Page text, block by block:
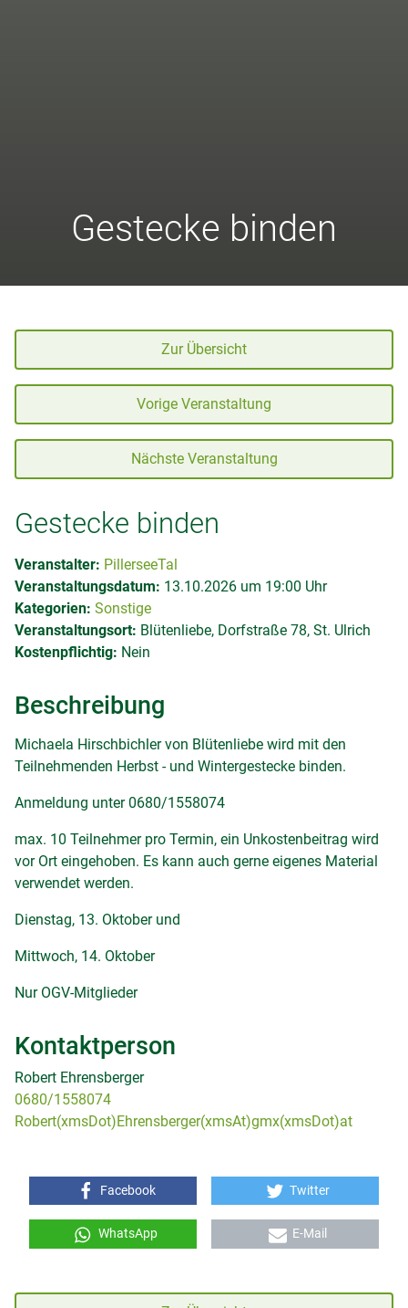
Gestecke binden
Zur Übersicht
Vorige Veranstaltung
Nächste Veranstaltung
Gestecke binden
Veranstalter: PillerseeTal
Veranstaltungsdatum: 13.10.2026 um 19:00 Uhr
Kategorien: Sonstige
Veranstaltungsort: Blütenliebe, Dorfstraße 78, St. Ulrich
Kostenpflichtig: Nein
Beschreibung
Michaela Hirschbichler von Blütenliebe wird mit den
Teilnehmenden Herbst - und Wintergestecke binden.
Anmeldung unter 0680/1558074
max. 10 Teilnehmer pro Termin, ein Unkostenbeitrag wird
vor Ort eingehoben. Es kann auch gerne eigenes Material
verwendet werden.
Dienstag, 13. Oktober und
Mittwoch, 14. Oktober
Nur OGV-Mitglieder
Kontaktperson
Robert Ehrensberger
0680/1558074
Robert(xmsDot)Ehrensberger(xmsAt)gmx(xmsDot)at
Facebook Twitter
WhatsApp E-Mail